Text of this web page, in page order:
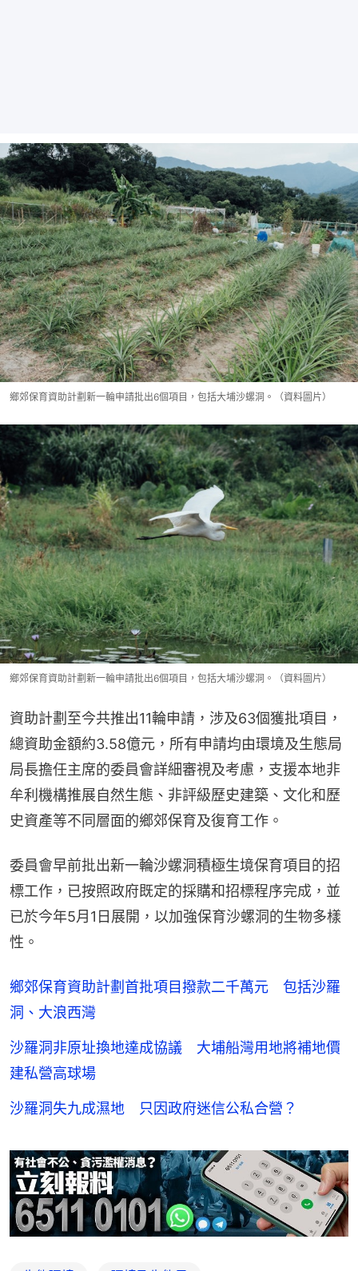
鄉郊保育資助計劃新一輪申請批出6個項目，包括大埔沙螺洞。（資料圖片）
鄉郊保育資助計劃新一輪申請批出6個項目，包括大埔沙螺洞。（資料圖片）
資助計劃至今共推出11輪申請，涉及63個獲批項目，
總資助金額約3.58億元，所有申請均由環境及生態局
局長擔任主席的委員會詳細審視及考慮，支援本地非
牟利機構推展自然生態、非評級歷史建築、文化和歷
史資產等不同層面的鄉郊保育及復育工作。
委員會早前批出新一輪沙螺洞積極生境保育項目的招
標工作，已按照政府既定的採購和招標程序完成，並
已於今年5月1日展開，以加強保育沙螺洞的生物多樣
性。
鄉郊保育資助計劃首批項目撥款二千萬元 包括沙羅
洞、大浪西灣
沙羅洞非原址換地達成協議 大埔船灣用地將補地價
建私營高球場
沙羅洞失九成濕地 只因政府迷信公私合營？